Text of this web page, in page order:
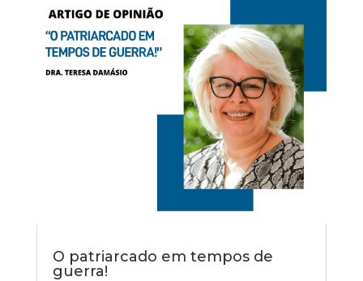
O patriarcado em tempos de
guerra!